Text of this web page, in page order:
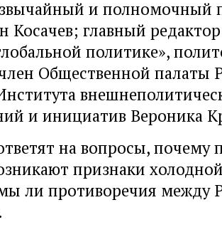
и полномочный
Косачев; главный
политике»,
Общественной палаты
и инициатив Вероника
на вопросы, почему
признаки
ли противоречия между